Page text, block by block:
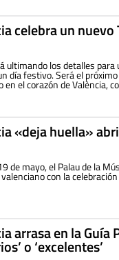
celebra un
ultimando los detalles
día festivo. Será el
en el corazón de València,
«deja huella»
de mayo, el Palau de la
con la
arrasa en la
o ‘excelentes’